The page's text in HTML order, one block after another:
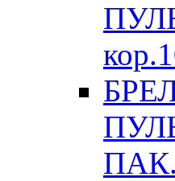
ПАК.